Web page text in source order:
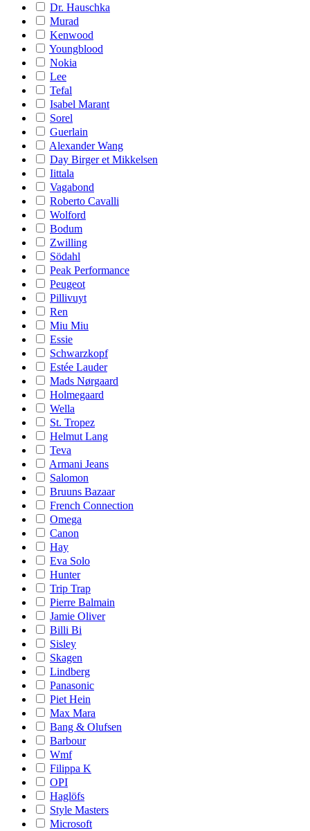
Dr. Hauschka
Murad
Kenwood
Youngblood
Nokia
Lee
Tefal
Isabel Marant
Sorel
Guerlain
Alexander Wang
Day Birger et Mikkelsen
Iittala
Vagabond
Roberto Cavalli
Wolford
Bodum
Zwilling
Södahl
Peak Performance
Peugeot
Pillivuyt
Ren
Miu Miu
Essie
Schwarzkopf
Estée Lauder
Mads Nørgaard
Holmegaard
Wella
St. Tropez
Helmut Lang
Teva
Armani Jeans
Salomon
Bruuns Bazaar
French Connection
Omega
Canon
Hay
Eva Solo
Hunter
Trip Trap
Pierre Balmain
Jamie Oliver
Billi Bi
Sisley
Skagen
Lindberg
Panasonic
Piet Hein
Max Mara
Bang & Olufsen
Barbour
Wmf
Filippa K
OPI
Haglöfs
Style Masters
Microsoft